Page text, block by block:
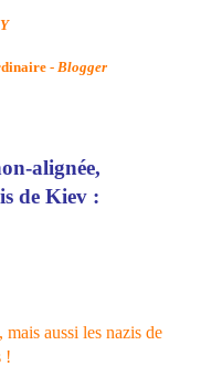
-Blogger
alignée,
de Kiev :
aussi les nazis de
!